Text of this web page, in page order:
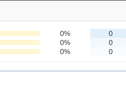
0%
0
0%
0
0%
0